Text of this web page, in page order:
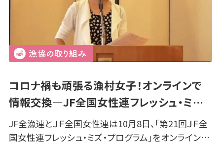
コロナ禍も頑張る漁村女子！オンラインで
情報交換—JF全国女性連フレッシュ・ミ…
JF全漁連とＪＦ全国女性連は10月8日、「第21回ＪＦ全
国女性連フレッシュ・ミズ・プログラム」をオンライン…